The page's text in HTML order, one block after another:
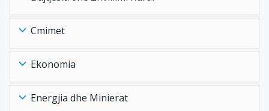
Cmimet
Ekonomia
Energjia dhe Minierat